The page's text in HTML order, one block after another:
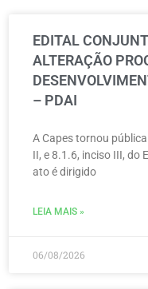
EDITAL
ALTERAÇÃO
– PDAI
A Capes tornou
II, e 8.1.6, inciso III, do
ato é dirigido
LEIA MAIS »
06/08/2026